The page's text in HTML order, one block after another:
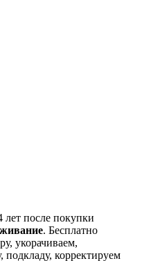
лет после покупки
. Бесплатно
укорачиваем,
подкладу, корректируем